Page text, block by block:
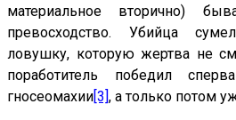
материальное вторично)
превосходство. Убийца
ловушку, которую жертва не
поработитель победил
гносеомахии [3] , а только потом